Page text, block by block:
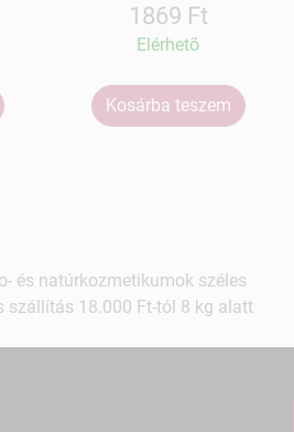
1869 Ft
Elérhetõ
Kosárba teszem
és natúrkozmetikumok széles
szállítás 18.000 Ft-tól 8 kg alatt